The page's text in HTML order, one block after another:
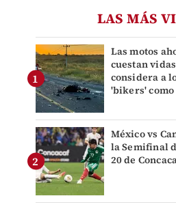
LAS MÁS
Las motos
cuestan
considera a
'bikers'
México vs
la Semifinal
20 de